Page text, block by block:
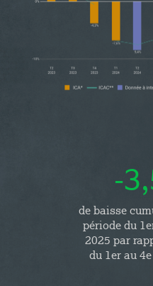
-
de baisse
période du
2025 par
du 1er au